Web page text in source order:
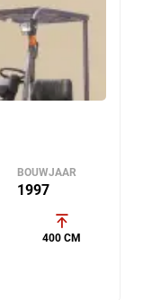
BOUWJAAR
1997
400 CM